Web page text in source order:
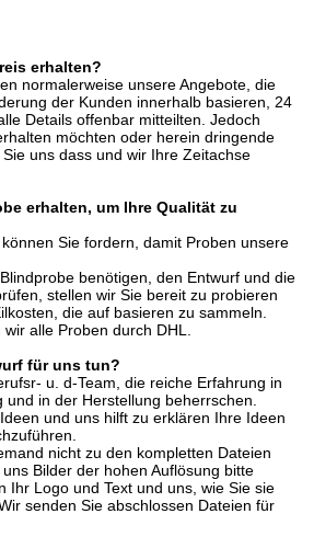
erhalten?
normalerweise unsere Angebote, die
der Kunden innerhalb basieren, 24
Details offenbar mitteilten. Jedoch
möchten oder herein dringende
uns dass und wir Ihre Zeitachse
erhalten, um Ihre Qualität zu
Sie fordern, damit Proben unsere
benötigen, den Entwurf und die
stellen wir Sie bereit zu probieren
die auf basieren zu sammeln.
alle Proben durch DHL.
für uns tun?
u. d-Team, die reiche Erfahrung in
und in der Herstellung beherrschen.
und uns hilft zu erklären Ihre Ideen
nicht zu den kompletten Dateien
Bilder der hohen Auflösung bitte
Ihr Logo und Text und uns, wie Sie sie
senden Sie abschlossen Dateien für